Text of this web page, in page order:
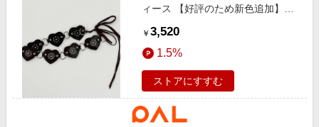
ィース 【好評のため新色追加】ハ
￥ 3,520
1.5%
ストアにすすむ